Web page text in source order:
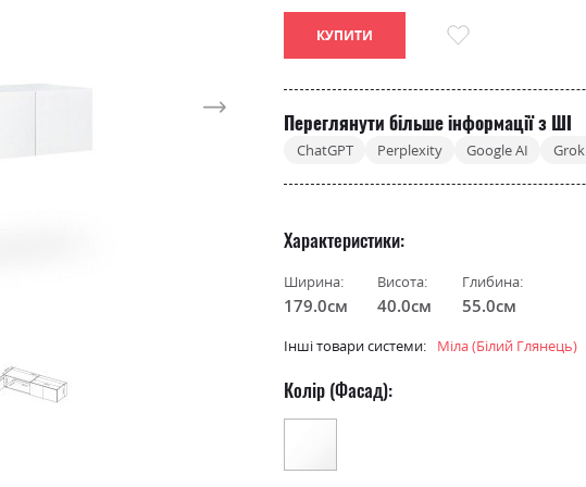
КУПИТИ
Переглянути більше інформації з ШІ
ChatGPT Perplexity Google AI Grok
Характеристики
Ширина:
179.0см
Висота:
40.0см
Глибина:
55.0см
Інші товари системи: Міла (Білий Глянець)
Колір (Фасад):